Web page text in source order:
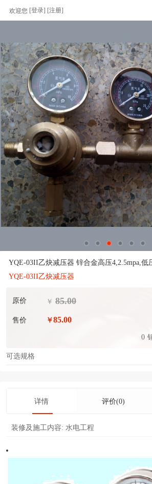
欢迎您 [登录] [注册]
YQE-03II乙炔减压器 锌合金高压4,2.5mpa,低
YQE-03II乙炔减压器
原价 ￥ 85.00
售价 ￥85.00
0
可选规格
详情 评价(0)
装修及施工内容: 水电工程